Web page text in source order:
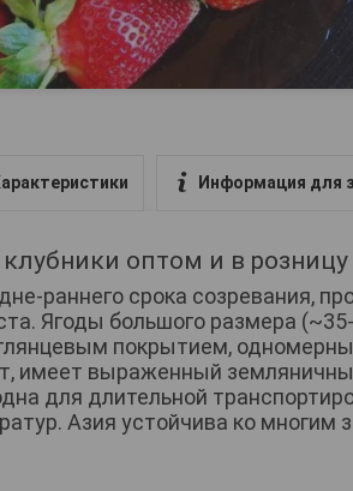
Информация для
оптом и в
раннего срока созревания,
Ягоды большого размера
покрытием,
имеет выраженный
для длительной
Азия устойчива ко многим